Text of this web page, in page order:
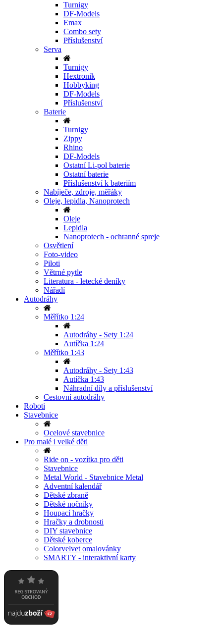
Turnigy
DF-Models
Emax
Combo sety
Příslušenství
Serva
Turnigy
Hextronik
Hobbyking
DF-Models
Příslušenství
Baterie
Turnigy
Zippy
Rhino
DF-Models
Ostatní Li-pol baterie
Ostatní baterie
Příslušenství k bateriím
Nabíječe, zdroje, měřáky
Oleje, lepidla, Nanoprotech
Oleje
Lepidla
Nanoprotech - ochranné spreje
Osvětlení
Foto-video
Piloti
Větrné pytle
Literatura - letecké deníky
Nářadí
Autodráhy
Měřítko 1:24
Autodráhy - Sety 1:24
Autíčka 1:24
Měřítko 1:43
Autodráhy - Sety 1:43
Autíčka 1:43
Náhradní díly a příslušenství
Cestovní autodráhy
Roboti
Stavebnice
Ocelové stavebnice
Pro malé i velké děti
Ride on - vozítka pro děti
Stavebnice
Metal World - Stavebnice Metal
Adventní kalendář
Dětské zbraně
Dětské nočníky
Houpací hračky
Hračky a drobnosti
DIY stavebnice
Dětské koberce
Colorvelvet omalovánky
SMARTY - interaktivní karty